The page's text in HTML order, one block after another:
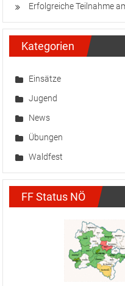
Erfolgreiche Teilnahme
Kategorien
Einsätze
Jugend
News
Übungen
Waldfest
FF Status NÖ